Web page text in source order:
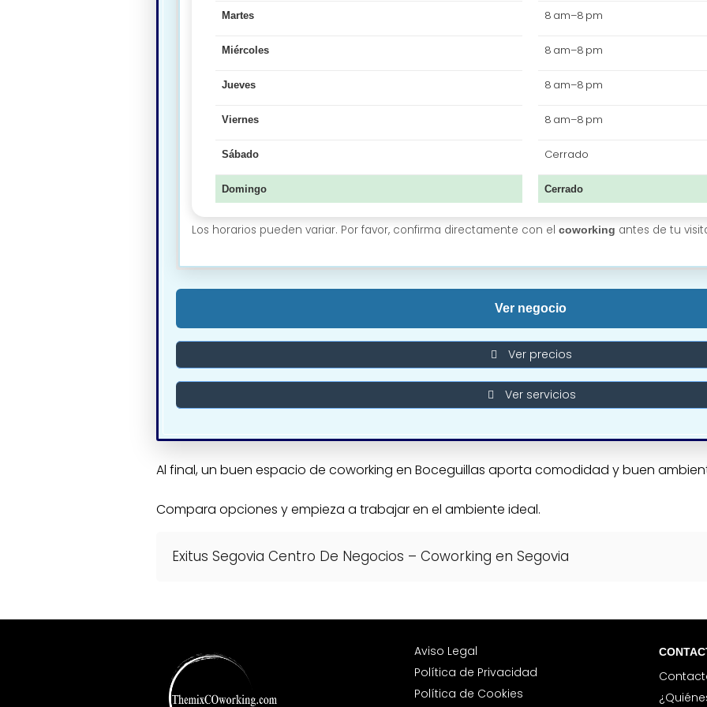
Martes 8 am–8 pm
Miércoles 8 am–8 pm
Jueves 8 am–8 pm
Viernes 8 am–8 pm
Sábado Cerrado
Domingo Cerrado
Los horarios pueden variar. Por favor, confirma directamente con el coworking antes de tu
Ver negocio
Ver precios
Ver servicios
Al final, un buen espacio de coworking en Boceguillas aporta comodidad y buen
Compara opciones y empieza a trabajar en el ambiente ideal.
Exitus Segovia Centro De Negocios – Coworking en Segovia
Aviso Legal
Política de Privacidad
Política de Cookies